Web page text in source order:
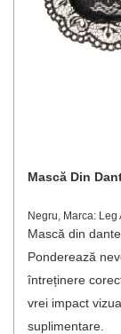
Mască Din
Negru, Marca: Leg
Mască din
Ponderează
întreținere
vrei impact
suplimentare.